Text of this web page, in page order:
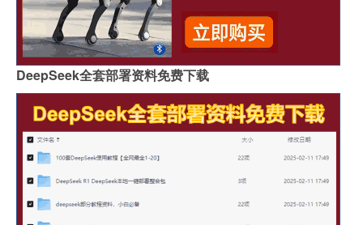
DeepSeek全套部署资料免费下载